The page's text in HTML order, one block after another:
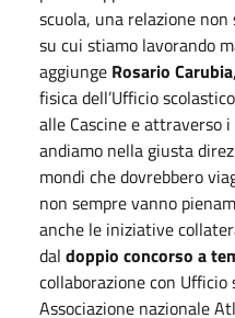
scuola, una relazione
su cui stiamo lavorando
aggiunge Rosario Carubia
fisica dell’Ufficio
alle Cascine e attraverso
andiamo nella giusta
mondi che dovrebbero
non sempre vanno
anche le iniziative
dal doppio concorso a
collaborazione con
Associazione nazionale